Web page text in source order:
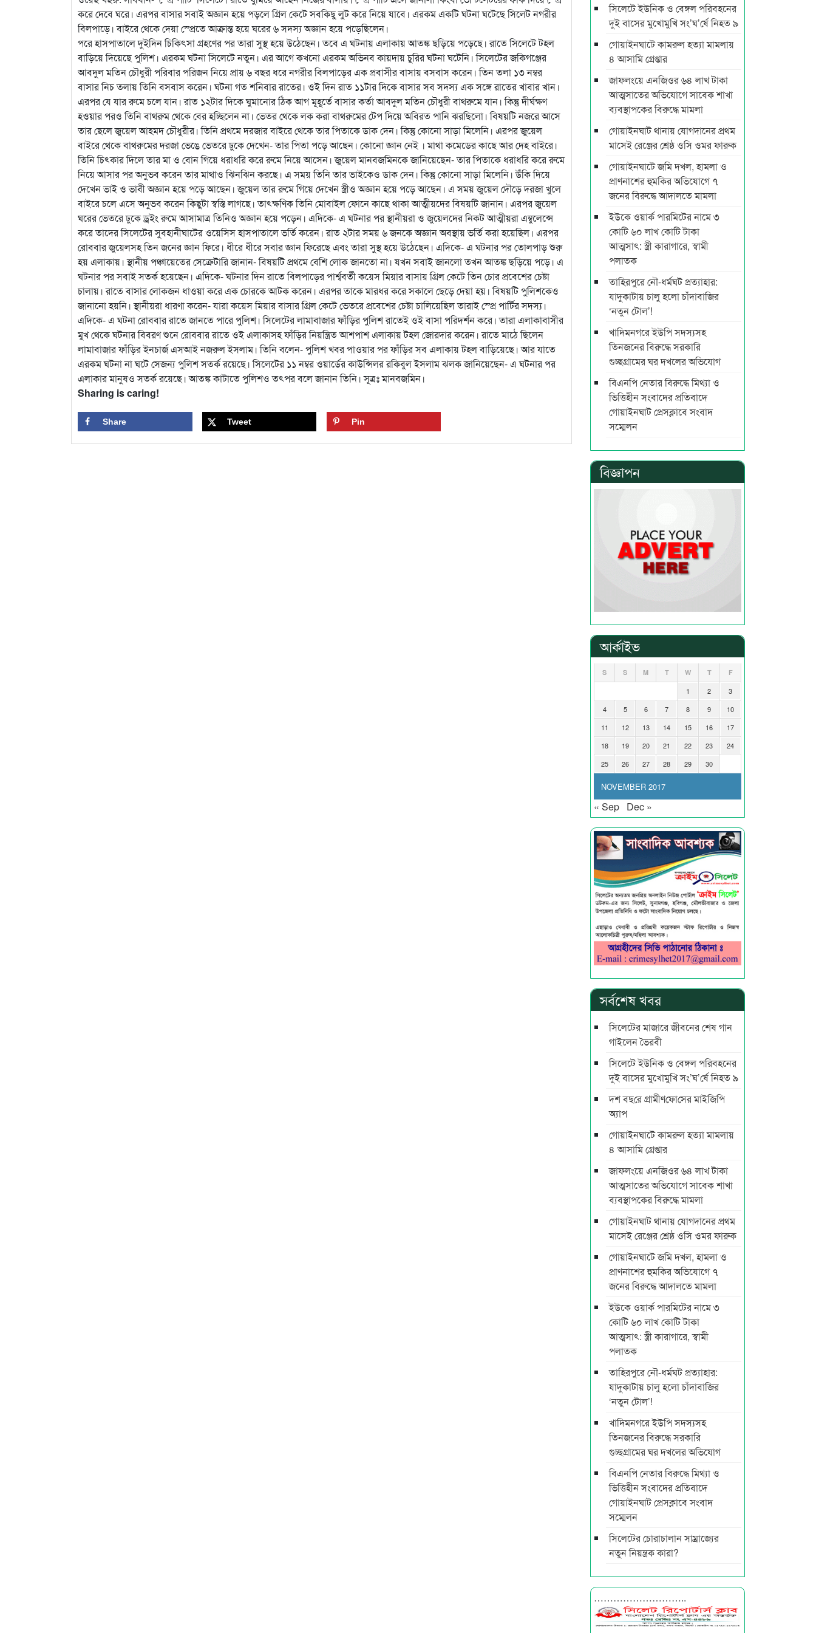
করে দেবে ঘরে। এরপর বাসার সবাই অজ্ঞান হয়ে পড়লে গ্রিল কেটে সবকিছু লুট করে নিয়ে যাবে। এরকম একটি ঘটনা ঘটেছে সিলেট নগরীর
বিলপাড়ে। বাইরে থেকে দেয়া স্প্রেতে আক্রান্ত হয়ে ঘরের ৬ সদস্য অজ্ঞান হয়ে পড়েছিলেন।
পরে হাসপাতালে দুইদিন চিকিৎসা গ্রহণের পর তারা সুস্থ হয়ে উঠেছেন। তবে এ ঘটনায় এলাকায় আতঙ্ক ছড়িয়ে পড়েছে। রাতে সিলেটে টহল
বাড়িয়ে দিয়েছে পুলিশ। এরকম ঘটনা সিলেটে নতুন। এর আগে কখনো এরকম অভিনব কায়দায় চুরির ঘটনা ঘটেনি। সিলেটের জকিগঞ্জের
আবদুল মতিন চৌধুরী পরিবার পরিজন নিয়ে প্রায় ৬ বছর ধরে নগরীর বিলপাড়ের এক প্রবাসীর বাসায় বসবাস করেন। তিন তলা ১৩ নম্বর
বাসার নিচ তলায় তিনি বসবাস করেন। ঘটনা গত শনিবার রাতের। ওই দিন রাত ১১টার দিকে বাসার সব সদস্য এক সঙ্গে রাতের খাবার খান।
এরপর যে যার রুমে চলে যান। রাত ১২টার দিকে ঘুমানোর ঠিক আগ মূহূর্তে বাসার কর্তা আবদুল মতিন চৌধুরী বাথরুমে যান। কিন্তু দীর্ঘক্ষণ
হওয়ার পরও তিনি বাথরুম থেকে বের হচ্ছিলেন না। ভেতর থেকে লক করা বাথরুমের টেপ দিয়ে অবিরত পানি ঝরছিলো। বিষয়টি নজরে আসে
তার ছেলে জুয়েল আহমদ চৌধুরীর। তিনি প্রথমে দরজার বাইরে থেকে তার পিতাকে ডাক দেন। কিন্তু কোনো সাড়া মিলেনি। এরপর জুয়েল
বাইরে থেকে বাথরুমের দরজা ভেঙে ভেতরে ঢুকে দেখেন- তার পিতা পড়ে আছেন। কোনো জ্ঞান নেই । মাথা কমেডের কাছে আর দেহ বাইরে।
তিনি চিৎকার দিলে তার মা ও বোন গিয়ে ধরাধরি করে রুমে নিয়ে আসেন। জুয়েল মানবজমিনকে জানিয়েছেন- তার পিতাকে ধরাধরি করে রুমে
নিয়ে আসার পর অনুভব করেন তার মাথাও ঝিনঝিন করছে। এ সময় তিনি তার ভাইকেও ডাক দেন। কিন্তু কোনো সাড়া মিলেনি। উঁকি দিয়ে
দেখেন ভাই ও ভাবী অজ্ঞান হয়ে পড়ে আছেন। জুয়েল তার রুমে গিয়ে দেখেন স্ত্রীও অজ্ঞান হয়ে পড়ে আছেন। এ সময় জুয়েল দৌড়ে দরজা খুলে
বাইরে চলে এসে অনুভব করেন কিছুটা স্বস্তি লাগছে। তাৎক্ষণিক তিনি মোবাইল ফোনে কাছে থাকা আত্মীয়দের বিষয়টি জানান। এরপর জুয়েল
ঘরের ভেতরে ঢুকে ড্রইং রুমে আসামাত্র তিনিও অজ্ঞান হয়ে পড়েন। এদিকে- এ ঘটনার পর স্থানীয়রা ও জুয়েলদের নিকট আত্মীয়রা এম্বুলেন্সে
করে তাদের সিলেটের সুবহানীঘাটের ওয়েসিস হাসপাতালে ভর্তি করেন। রাত ২টার সময় ৬ জনকে অজ্ঞান অবস্থায় ভর্তি করা হয়েছিল। এরপর
রোববার জুয়েলসহ তিন জনের জ্ঞান ফিরে। ধীরে ধীরে সবার জ্ঞান ফিরেছে এবং তারা সুস্থ হয়ে উঠেছেন। এদিকে- এ ঘটনার পর তোলপাড় শুরু
হয় এলাকায়। স্থানীয় পঞ্চায়েতের সেক্রেটারি জানান- বিষয়টি প্রথমে বেশি লোক জানতো না। যখন সবাই জানলো তখন আতঙ্ক ছড়িয়ে পড়ে। এ
ঘটনার পর সবাই সতর্ক হয়েছেন। এদিকে- ঘটনার দিন রাতে বিলপাড়ের পার্শ্ববর্তী কয়েস মিয়ার বাসায় গ্রিল কেটে তিন চোর প্রবেশের চেষ্টা
চালায়। রাতে বাসার লোকজন ধাওয়া করে এক চোরকে আটক করেন। এরপর তাকে মারধর করে সকালে ছেড়ে দেয়া হয়। বিষয়টি পুলিশকেও
জানানো হয়নি। স্থানীয়রা ধারণা করেন- যারা কয়েস মিয়ার বাসার গ্রিল কেটে ভেতরে প্রবেশের চেষ্টা চালিয়েছিল তারাই স্প্রে পার্টির সদস্য।
এদিকে- এ ঘটনা রোববার রাতে জানতে পারে পুলিশ। সিলেটের লামাবাজার ফাঁড়ির পুলিশ রাতেই ওই বাসা পরিদর্শন করে। তারা এলাকাবাসীর
মুখ থেকে ঘটনার বিবরণ শুনে রোববার রাতে ওই এলাকাসহ ফাঁড়ির নিয়ন্ত্রিত আশপাশ এলাকায় টহল জোরদার করেন। রাতে মাঠে ছিলেন
লামাবাজার ফাঁড়ির ইনচার্জ এসআই নজরুল ইসলাম। তিনি বলেন- পুলিশ খবর পাওয়ার পর ফাঁড়ির সব এলাকায় টহল বাড়িয়েছে। আর যাতে
এরকম ঘটনা না ঘটে সেজন্য পুলিশ সতর্ক রয়েছে। সিলেটের ১১ নম্বর ওয়ার্ডের কাউন্সিলর রকিবুল ইসলাম ঝলক জানিয়েছেন- এ ঘটনার পর
এলাকার মানুষও সতর্ক রয়েছে। আতঙ্ক কাটাতে পুলিশও তৎপর বলে জানান তিনি। সূত্রঃ মানবজমিন।
Sharing is caring!
Share Tweet Pin
সিলেটে ইউনিক ও বেঙ্গল পরিবহনের
দুই বাসের মুখোমুখি সং’ঘ’র্ষে নিহত ৯
গোয়াইনঘাটে কামরুল হত্যা মামলায়
৪ আসামি গ্রেপ্তার
জাফলংয়ে এনজিওর ৬৪ লাখ টাকা
আত্মসাতের অভিযোগে সাবেক শাখা
ব্যবস্থাপকের বিরুদ্ধে মামলা
গোয়াইনঘাট থানায় যোগদানের প্রথম
মাসেই রেঞ্জের শ্রেষ্ঠ ওসি ওমর ফারুক
গোয়াইনঘাটে জমি দখল, হামলা ও
প্রাণনাশের হুমকির অভিযোগে ৭
জনের বিরুদ্ধে আদালতে মামলা
ইউকে ওয়ার্ক পারমিটের নামে ৩
কোটি ৬০ লাখ কোটি টাকা
আত্মসাৎ: স্ত্রী কারাগারে, স্বামী
পলাতক
তাহিরপুরে নৌ-ধর্মঘট প্রত্যাহার:
যাদুকাটায় চালু হলো চাঁদাবাজির
‘নতুন টোল’!
খাদিমনগরে ইউপি সদস্যসহ
তিনজনের বিরুদ্ধে সরকারি
গুচ্ছগ্রামের ঘর দখলের অভিযোগ
বিএনপি নেতার বিরুদ্ধে মিথ্যা ও
ভিত্তিহীন সংবাদের প্রতিবাদে
গোয়াইনঘাট প্রেসক্লাবে সংবাদ
সম্মেলন
বিজ্ঞাপন
আর্কাইভ
NOVEMBER 2017
S S M T W T F
1 2
3
4
5 6 7 8 9
10
11
12 13 14 15 16
17
18
19 20 21 22 23
24
25
26 27 28 29 30
« Sep Dec »
সর্বশেষ খবর
সিলেটের মাজারে জীবনের শেষ গান
গাইলেন ভৈরবী
সিলেটে ইউনিক ও বেঙ্গল পরিবহনের
দুই বাসের মুখোমুখি সং’ঘ’র্ষে নিহত ৯
দশ বছ‌রে গ্রামীণ‌ফো‌সের মাইজিপি
অ্যাপ
গোয়াইনঘাটে কামরুল হত্যা মামলায়
৪ আসামি গ্রেপ্তার
জাফলংয়ে এনজিওর ৬৪ লাখ টাকা
আত্মসাতের অভিযোগে সাবেক শাখা
ব্যবস্থাপকের বিরুদ্ধে মামলা
গোয়াইনঘাট থানায় যোগদানের প্রথম
মাসেই রেঞ্জের শ্রেষ্ঠ ওসি ওমর ফারুক
গোয়াইনঘাটে জমি দখল, হামলা ও
প্রাণনাশের হুমকির অভিযোগে ৭
জনের বিরুদ্ধে আদালতে মামলা
ইউকে ওয়ার্ক পারমিটের নামে ৩
কোটি ৬০ লাখ কোটি টাকা
আত্মসাৎ: স্ত্রী কারাগারে, স্বামী
পলাতক
তাহিরপুরে নৌ-ধর্মঘট প্রত্যাহার:
যাদুকাটায় চালু হলো চাঁদাবাজির
‘নতুন টোল’!
খাদিমনগরে ইউপি সদস্যসহ
তিনজনের বিরুদ্ধে সরকারি
গুচ্ছগ্রামের ঘর দখলের অভিযোগ
বিএনপি নেতার বিরুদ্ধে মিথ্যা ও
ভিত্তিহীন সংবাদের প্রতিবাদে
গোয়াইনঘাট প্রেসক্লাবে সংবাদ
সম্মেলন
সিলেটের চোরাচালান সাম্রাজ্যের
নতুন নিয়ন্ত্রক কারা?
………………………..